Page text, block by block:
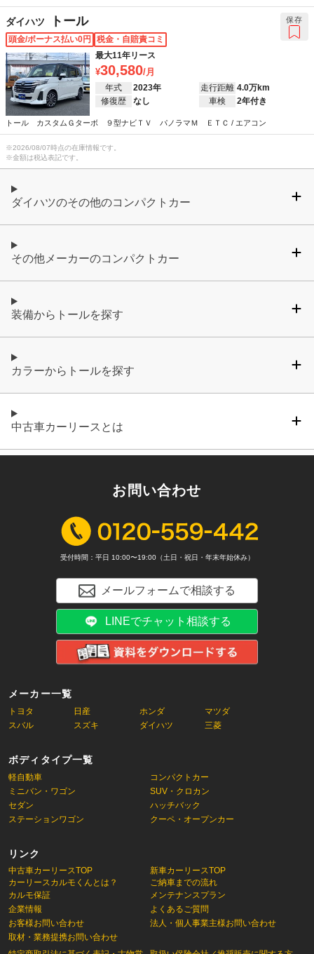
テレビ / ABS / エアバッグ / パワーステアリング / パワーウインドウ
ダイハツ トール
頭金/ボーナス払い0円
税金・自賠責コミ
最大11年リース
30,580
年式 2023年 走行距離 4.0万km
修復歴
なし 車検 2年付き
トール カスタムＧターボ ９型ナビＴＶ パノラマＭ ＥＴＣ / エアコン
保存
※2026/08/07時点の在庫情報です。
※金額は税込表記です。
ダイハツのその他のコンパクトカー
その他メーカーのコンパクトカー
装備からトールを探す
カラーからトールを探す
中古車カーリースとは
メーカー一覧
トヨタ 日産 ホンダ
マツダ
スバル
スズキ ダイハツ 三菱
ボディタイプ一覧
軽自動車
コンパクトカー
ミニバン・ワゴン
SUV・クロカン
セダン
ハッチバック
ステーションワゴン
クーペ・オープンカー
リンク
中古車カーリースTOP
カーリースカルモくんとは？
新車カーリースTOP
ご納車までの流れ
カルモ保証
企業情報
お客様お問い合わせ
取材・業務提携お問い合わせ
メンテナンスプラン
よくあるご質問
法人・個人事業主様お問い合わせ
お問い合わせ
受付時間：平日 10:00〜19:00（土日・祝日・年末年始休み）
メールフォームで相談する
LINEでチャット相談する